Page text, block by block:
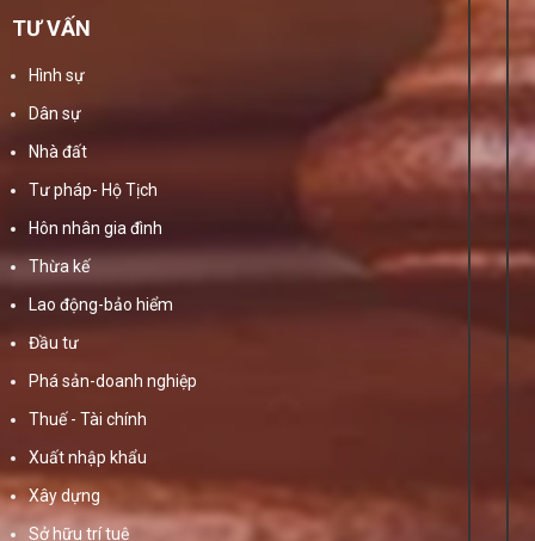
TƯ VẤN
Hình sự
Dân sự
Nhà đất
Tư pháp- Hộ Tịch
Hôn nhân gia đình
Thừa kế
Lao động-bảo hiểm
Đầu tư
Phá sản-doanh nghiệp
Thuế - Tài chính
Xuất nhập khẩu
Xây dựng
Sở hữu trí tuệ